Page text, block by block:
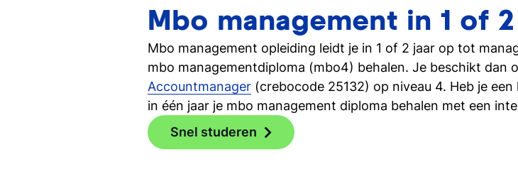
Mbo management in 1 of
Mbo management opleiding leidt je in 1 of 2 jaar op tot
mbo managementdiploma (mbo4) behalen. Je beschikt dan
Accountmanager (crebocode 25132) op niveau 4. Heb je
in één jaar je mbo management diploma behalen met een
Snel studeren